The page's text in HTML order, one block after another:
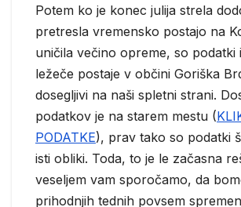
Potem ko je konec julija strela
pretresla vremensko postajo na
uničila večino opreme, so podatki
ležeče postaje v občini Goriška
dosegljivi na naši spletni strani.
podatkov je na starem mestu (
PODATKE), prav tako so podatki
isti obliki. Toda, to je le začasna
veseljem vam sporočamo, da
prihodnjih tednih povsem